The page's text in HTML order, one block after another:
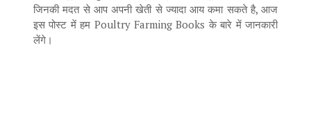
जिनकी मदत से आप अपनी खेती से ज्यादा आय कमा सकते है, आज
इस पोस्ट में हम Poultry Farming Books के बारे में जानकारी
लेंगे।